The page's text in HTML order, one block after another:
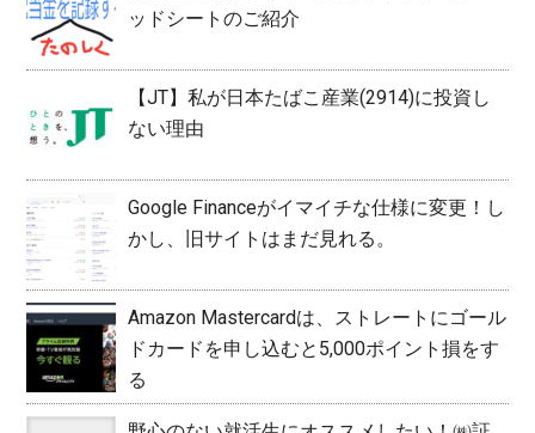
ッドシートのご紹介
【JT】私が日本たばこ産業(2914)に投資し
ない理由
Google Financeがイマイチな仕様に変更！し
かし、旧サイトはまだ見れる。
Amazon Mastercardは、ストレートにゴール
ドカードを申し込むと5,000ポイント損をす
る